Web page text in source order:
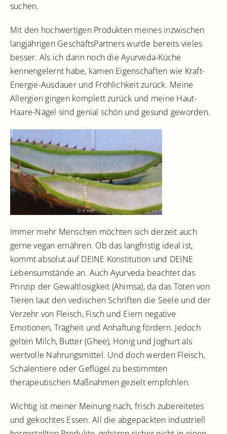
suchen.
Mit den hochwertigen Produkten meines inzwischen
langjährigen GeschäftsPartners wurde bereits vieles
besser. Als ich dann noch die Ayurveda-Küche
kennengelernt habe, kamen Eigenschaften wie Kraft-
Energie-Ausdauer und Fröhlichkeit zurück. Meine
Allergien gingen komplett zurück und meine Haut-
Haare-Nägel sind genial schön und gesund geworden.
Immer mehr Menschen möchten sich derzeit auch
gerne vegan ernähren. Ob das langfristig ideal ist,
kommt absolut auf DEINE Konstitution und DEINE
Lebensumstände an. Auch Ayurveda beachtet das
Prinzip der Gewaltlosigkeit (Ahimsa), da das Töten von
Tieren laut den vedischen Schriften die Seele und der
Verzehr von Fleisch, Fisch und Eiern negative
Emotionen, Trägheit und Anhaftung fördern. Jedoch
gelten Milch, Butter (Ghee), Honig und Joghurt als
wertvolle Nahrungsmittel. Und doch werden Fleisch,
Schalentiere oder Geflügel zu bestimmten
therapeutischen Maßnahmen gezielt empfohlen.
Wichtig ist meiner Meinung nach, frisch zubereitetes
und gekochtes Essen. All die abgepackten industriell